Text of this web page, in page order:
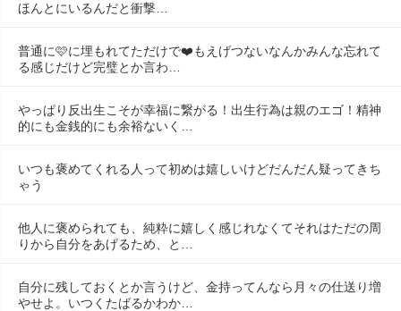
ほんとにいるんだと衝撃…
普通に🩷に埋もれてただけで❤️もえげつないなんかみんな忘れて
る感じだけど完璧とか言わ…
やっぱり反出生こそが幸福に繋がる！出生行為は親のエゴ！精神
的にも金銭的にも余裕ないく…
いつも褒めてくれる人って初めは嬉しいけどだんだん疑ってきち
ゃう
他人に褒められても、純粋に嬉しく感じれなくてそれはただの周
りから自分をあげるため、と…
自分に残しておくとか言うけど、金持ってんなら月々の仕送り増
やせよ。いつくたばるかわか…